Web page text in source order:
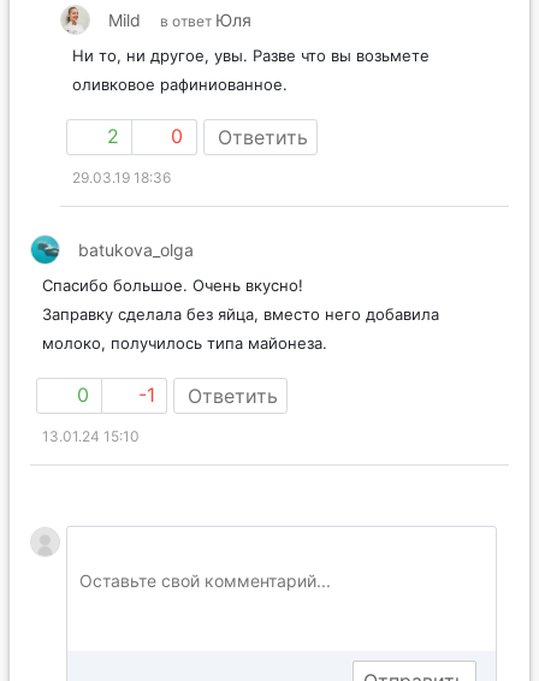
Mild в ответ Юля
Ни то, ни другое, увы. Разве что вы возьмете
оливковое рафиниованное.
2 0 Ответить
29.03.19 18:36
batukova_olga
Спасибо большое. Очень вкусно!
Заправку сделала без яйца, вместо него добавила
молоко, получилось типа майонеза.
0 -1 Ответить
13.01.24 15:10